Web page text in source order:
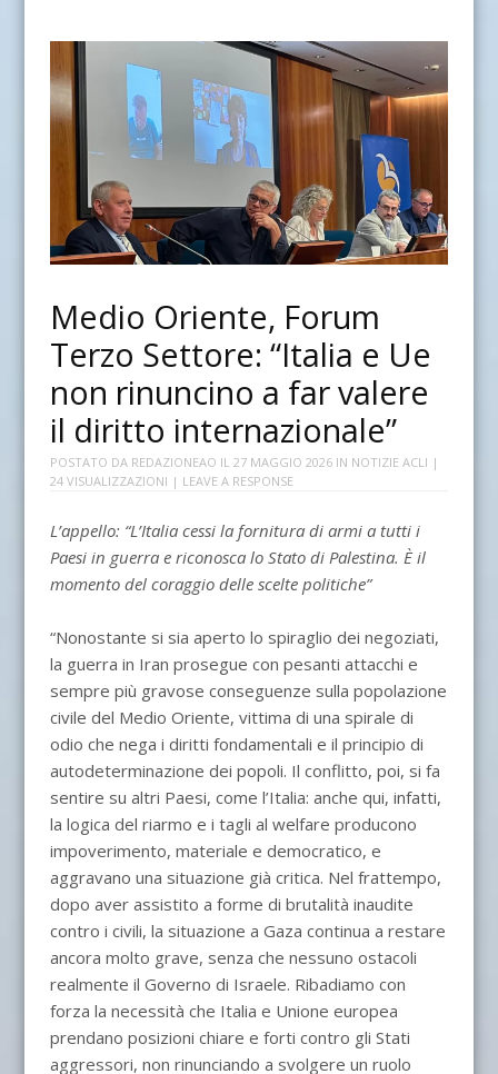
Medio Oriente, Forum
Terzo Settore: “Italia e Ue
non rinuncino a far valere
il diritto internazionale”
POSTATO DA REDAZIONEAO IL 27 MAGGIO 2026IN NOTIZIE ACLI |
24 VISUALIZZAZIONI | LEAVE A RESPONSE
L’appello: “L’Italia cessi la fornitura di armi a tutti i
Paesi in guerra e riconosca lo Stato di Palestina. È il
momento del coraggio delle scelte politiche”
“Nonostante si sia aperto lo spiraglio dei negoziati,
la guerra in Iran prosegue con pesanti attacchi e
sempre più gravose conseguenze sulla popolazione
civile del Medio Oriente, vittima di una spirale di
odio che nega i diritti fondamentali e il principio di
autodeterminazione dei popoli. Il conflitto, poi, si fa
sentire su altri Paesi, come l’Italia: anche qui, infatti,
la logica del riarmo e i tagli al welfare producono
impoverimento, materiale e democratico, e
aggravano una situazione già critica. Nel frattempo,
dopo aver assistito a forme di brutalità inaudite
contro i civili, la situazione a Gaza continua a restare
ancora molto grave, senza che nessuno ostacoli
realmente il Governo di Israele. Ribadiamo con
forza la necessità che Italia e Unione europea
prendano posizioni chiare e forti contro gli Stati
aggressori, non rinunciando a svolgere un ruolo